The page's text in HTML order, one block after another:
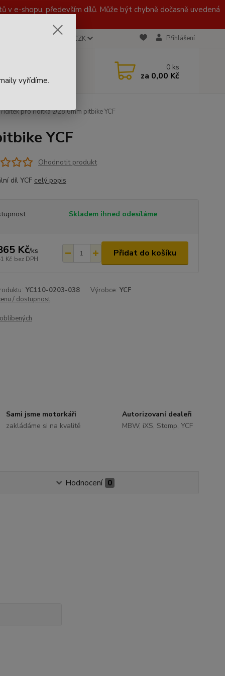
v e-shopu, především dílů. Může být chybně dočasně uvedená
CZK Přihlášení
0 ks
za 0,00 Kč
pro řidítka Ø28,6mm pitbike YCF
YCF
Ohodnotit produkt
díl YCF celý popis
Skladem ihned odesíláme
Kč/ks
Kč bez DPH
Přidat do košíku
YC110-0203-038 Výrobce: YCF
/ dostupnost
Sami jsme motorkáři
zakládáme si na kvalitě
Autorizovaní dealeři
MBW, iXS, Stomp, YCF
Hodnocení 0
vyřídíme.